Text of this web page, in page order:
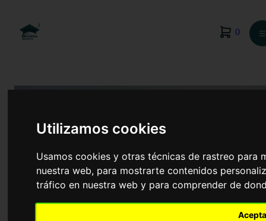
Utilizamos cookies
Usamos cookies y otras técnicas de rastreo para
nuestra web, para mostrarte contenidos
tráfico en nuestra web y para comprender de
0 ☰